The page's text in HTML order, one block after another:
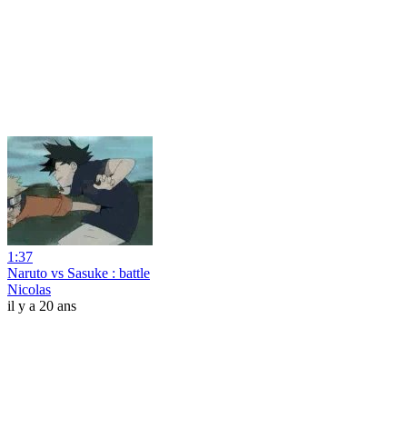
1:37
Naruto vs Sasuke : battle
Nicolas
il y a 20 ans